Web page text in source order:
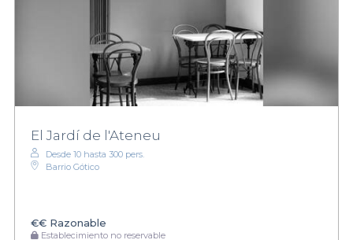
El Jardí de l'Ateneu
Desde 10 hasta 300 pers.
Barrio Gótico
€€ Razonable
Establecimiento no reservable